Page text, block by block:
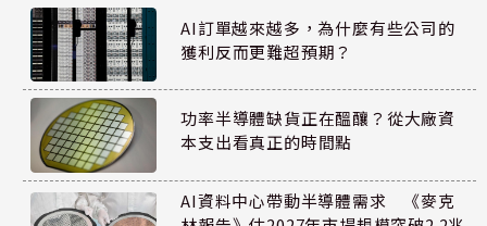
AI訂單越來越多，為什麼有些公司的
獲利反而更難超預期？
功率半導體缺貨正在醞釀？從大廠資
本支出看真正的時間點
AI資料中心帶動半導體需求 《麥克